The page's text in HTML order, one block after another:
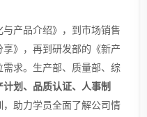
与产品介绍》，到市场销售
》，再到研发部的《新产
求。生产部、质量部、综
计划、品质认证、人事制
，助力学员全面了解公司情